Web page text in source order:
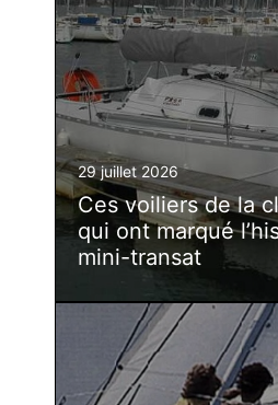
29 juillet 2026
Ces voiliers de la
qui ont marqué
mini-transat